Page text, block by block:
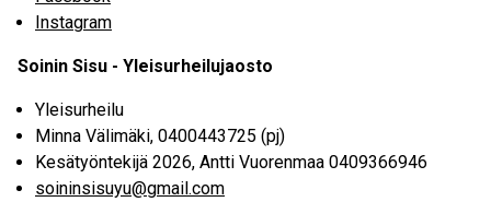
Instagram
Soinin Sisu - Yleisurheilujaosto
Yleisurheilu
Minna Välimäki, 0400443725 (pj)
Kesätyöntekijä 2026, Antti Vuorenmaa 0409366946
soininsisuyu@gmail.com